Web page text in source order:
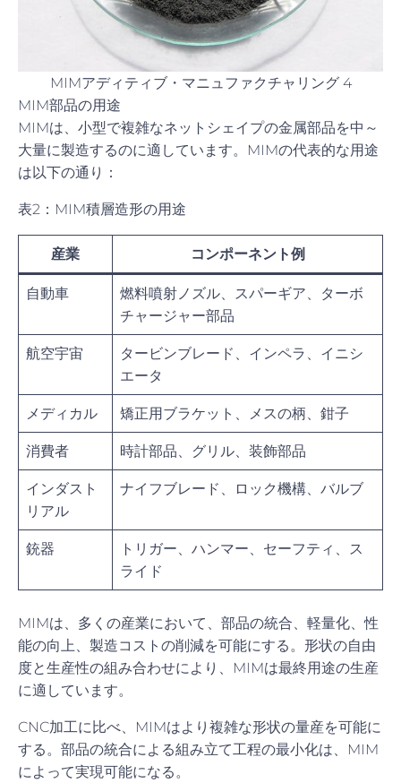
MIMアディティブ・マニュファクチャリング 4
MIM部品の用途
MIMは、小型で複雑なネットシェイプの金属部品を中～
大量に製造するのに適しています。MIMの代表的な用途
は以下の通り：
表2：MIM積層造形の用途
産業 コンポーネント例
自動車
燃料噴射ノズル、スパーギア、ターボ
チャージャー部品
航空宇宙
タービンブレード、インペラ、イニシ
エータ
メディカル 矯正用ブラケット、メスの柄、鉗子
消費者 時計部品、グリル、装飾部品
インダスト
リアル
ナイフブレード、ロック機構、バルブ
銃器
トリガー、ハンマー、セーフティ、ス
ライド
MIMは、多くの産業において、部品の統合、軽量化、性
能の向上、製造コストの削減を可能にする。形状の自由
度と生産性の組み合わせにより、MIMは最終用途の生産
に適しています。
CNC加工に比べ、MIMはより複雑な形状の量産を可能に
する。部品の統合による組み立て工程の最小化は、MIM
によって実現可能になる。